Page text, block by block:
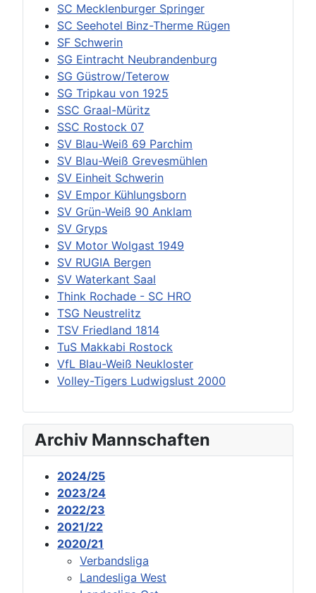
SC Mecklenburger Springer
SC Seehotel Binz-Therme Rügen
SF Schwerin
SG Eintracht Neubrandenburg
SG Güstrow/Teterow
SG Tripkau von 1925
SSC Graal-Müritz
SSC Rostock 07
SV Blau-Weiß 69 Parchim
SV Blau-Weiß Grevesmühlen
SV Einheit Schwerin
SV Empor Kühlungsborn
SV Grün-Weiß 90 Anklam
SV Gryps
SV Motor Wolgast 1949
SV RUGIA Bergen
SV Waterkant Saal
Think Rochade - SC HRO
TSG Neustrelitz
TSV Friedland 1814
TuS Makkabi Rostock
VfL Blau-Weiß Neukloster
Volley-Tigers Ludwigslust 2000
Archiv Mannschaften
2024/25
2023/24
2022/23
2021/22
2020/21
Verbandsliga
Landesliga West